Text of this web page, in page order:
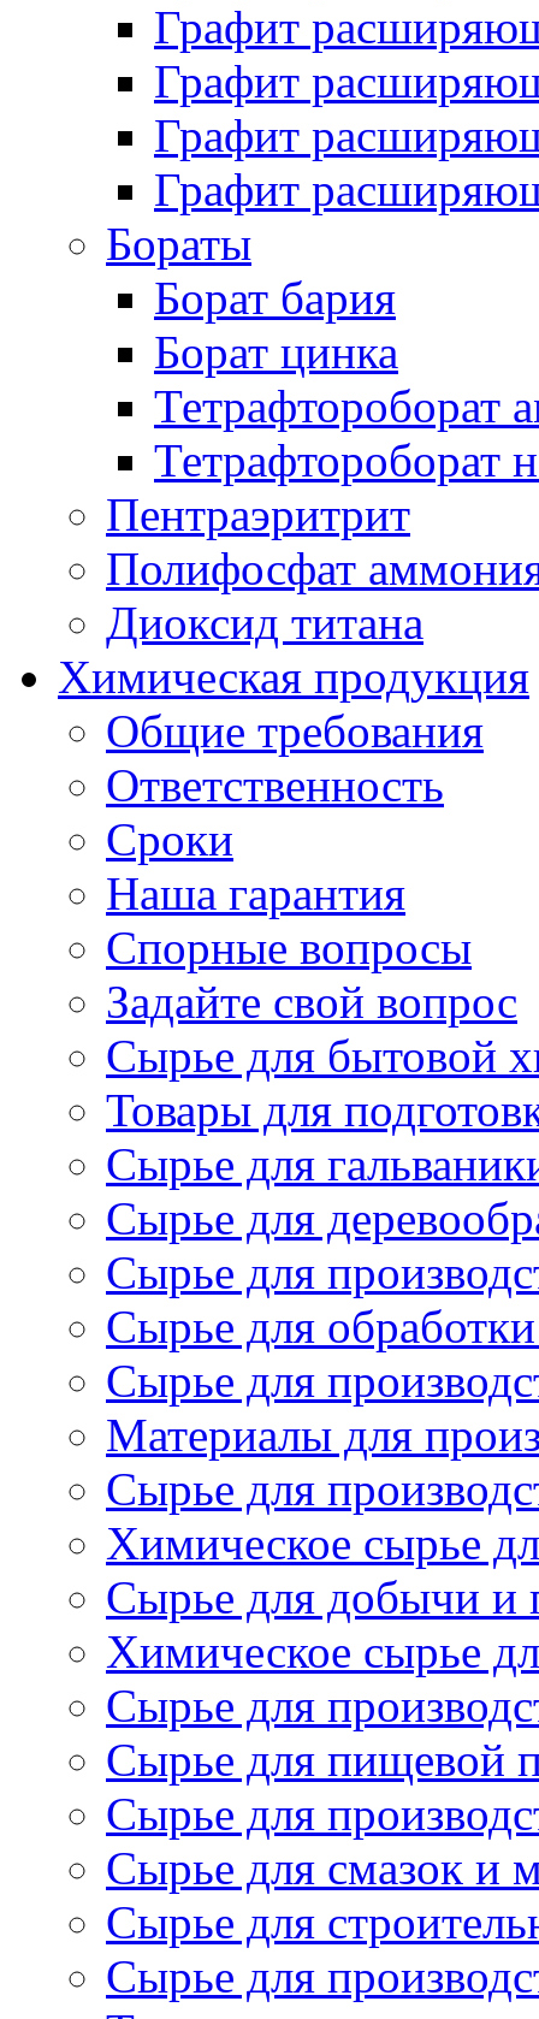
Графит
Графит
Графит
Графит
Бораты
Борат бария
Борат цинка
Тетрафтороборат
Тетрафтороборат
Пентраэритрит
Полифосфат
Диоксид титана
Химическая продукция
Общие требования
Ответственность
Сроки
Наша гарантия
Спорные вопросы
Задайте свой вопрос
Сырье для бытовой
Товары для
Сырье для
Сырье для
Сырье для
Сырье для
Сырье для
Материалы для
Сырье для
Химическое сырье
Сырье для добычи и
Химическое сырье
Сырье для
Сырье для пищевой
Сырье для
Сырье для смазок и
Сырье для
Сырье для